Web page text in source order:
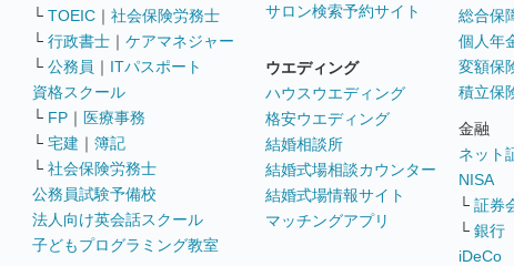
└ TOEIC ｜ 社会保険労務士
└ 行政書士 ｜ ケアマネジャー
└ 公務員 ｜ ITパスポート
資格スクール
└ FP ｜ 医療事務
└ 宅建 ｜ 簿記
└ 社会保険労務士
公務員試験予備校
法人向け英会話スクール
子どもプログラミング教室
サロン検索予約サイト
ウエディング
ハウスウエディング
格安ウエディング
結婚相談所
結婚式場相談カウンター
結婚式場情報サイト
マッチングアプリ
総合保
個人年
変額保
積立保
金融
ネット
NISA
└ 証券
└ 銀行
iDeCo